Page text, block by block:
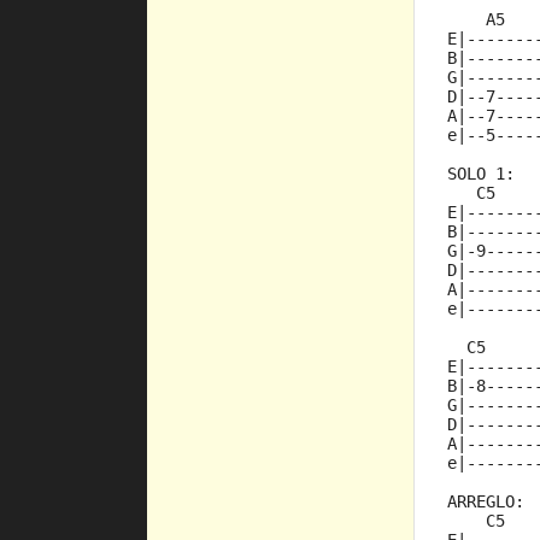
D|--
A|--
e|--
SOLO 1:
C5
G|-
C5
B|-
ARREGLO:
C5